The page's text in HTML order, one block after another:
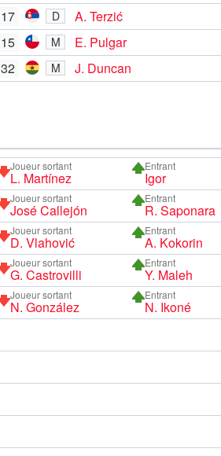
17
D
A. Terzić
15
M
E. Pulgar
32
M J. Duncan
Joueur sortant
L. Martínez
Entrant
Igor
Joueur sortant
José Callejón
Entrant
R. Saponara
Joueur sortant
D. Vlahović
Entrant
A. Kokorin
Joueur sortant
G. Castrovilli
Entrant
Y. Maleh
Joueur sortant
N. González
Entrant
N. Ikoné